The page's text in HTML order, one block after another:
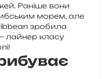
Раніше вони
морем, але
зро­би­ла
лай­нер класу